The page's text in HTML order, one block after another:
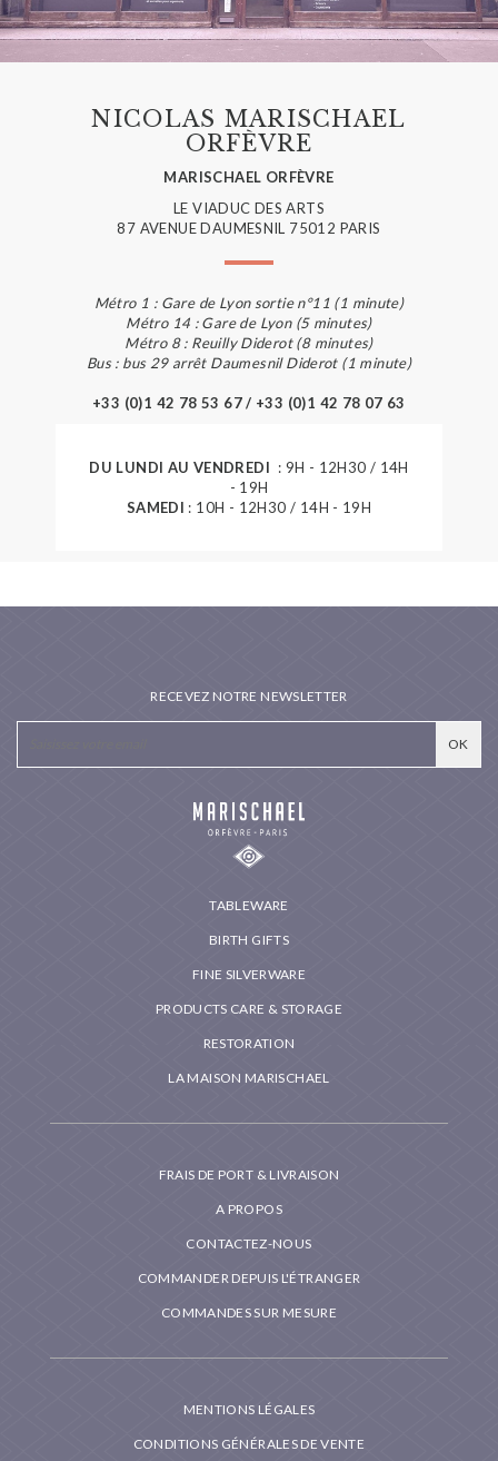
NICOLAS MARISCHAEL
ORFÈVRE
MARISCHAEL ORFÈVRE
LE VIADUC DES ARTS
87 AVENUE DAUMESNIL 75012 PARIS
Métro 1 : Gare de Lyon sortie n°11 (1 minute)
Métro 14 : Gare de Lyon (5 minutes)
Métro 8 : Reuilly Diderot (8 minutes)
Bus : bus 29 arrêt Daumesnil Diderot (1 minute)
+33 (0)1 42 78 53 67 / +33 (0)1 42 78 07 63
DU LUNDI AU VENDREDI : 9H - 12H30 / 14H
- 19H
SAMEDI : 10H - 12H30 / 14H - 19H
TABLEWARE
BIRTH GIFTS
FINE SILVERWARE
PRODUCTS CARE & STORAGE
RESTORATION
LA MAISON MARISCHAEL
FRAIS DE PORT & LIVRAISON
A PROPOS
CONTACTEZ-NOUS
COMMANDER DEPUIS L'ÉTRANGER
COMMANDES SUR MESURE
MENTIONS LÉGALES
CONDITIONS GÉNÉRALES DE VENTE
RECEVEZ NOTRE NEWSLETTER